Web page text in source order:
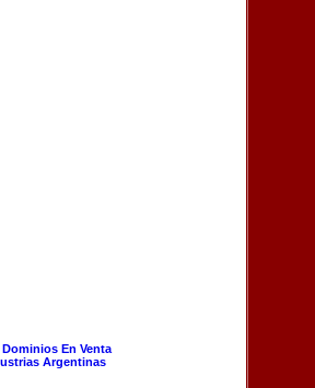
Dominios En Venta
Argentinas